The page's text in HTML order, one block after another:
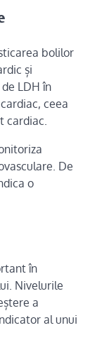
bolilor
și
LDH în
ceea
cardiac.
De
o
în
Nivelurile
a
al unui